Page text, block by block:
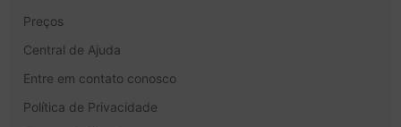
Preços
Central de Ajuda
Entre em contato conosco
Política de Privacidade